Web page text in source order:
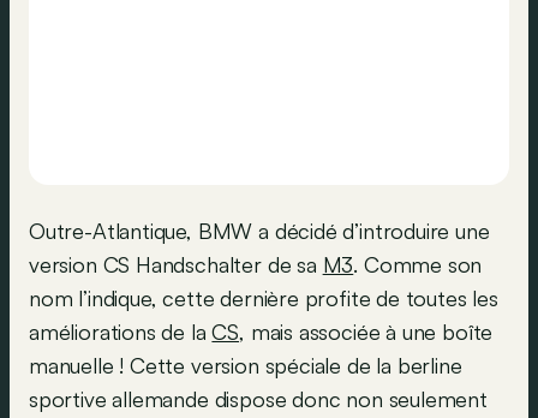
Outre-Atlantique, BMW a décidé d’introduire une
version CS Handschalter de sa M3. Comme son
nom l’indique, cette dernière profite de toutes les
améliorations de laCS, mais associée à une boîte
manuelle ! Cette version spéciale de la berline
sportive allemande dispose donc non seulement